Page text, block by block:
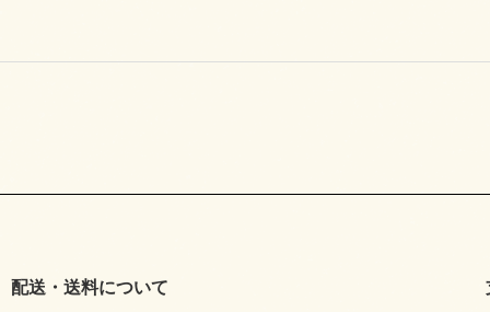
配送・送料について